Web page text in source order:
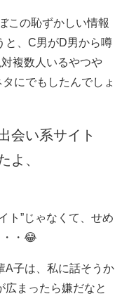
この恥ずかしい情報
と、C男がD男から噂
複数人いるやつや
にでもしたんでしょ
会い系サイト
よ、
ト”じゃなくて、せめ
・・😂
A子は、私に話そうか
広まったら嫌だなと